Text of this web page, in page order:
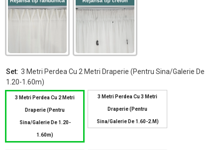
Set: 3 Metri Perdea Cu 2 Metri Draperie (pentru Sina/galerie De
1.20-1.60m)
3 Metri Perdea Cu 2 Metri
Draperie (pentru
Sina/galerie De 1.20-
1.60m)
3 Metri Perdea Cu 3 Metri
Draperie (pentru
Sina/galerie De 1.60-2.m)